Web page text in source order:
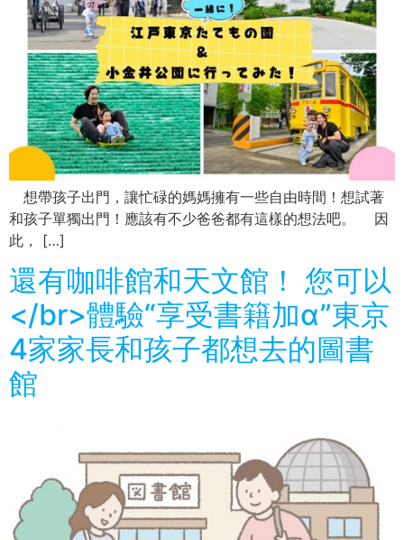
想帶孩子出門，讓忙碌的媽媽擁有一些自由時間！想試著
和孩子單獨出門！應該有不少爸爸都有這樣的想法吧。 因
此， […]
還有咖啡館和天文館！ 您可以
</br>體驗“享受書籍加α”東京
4家家長和孩子都想去的圖書
館